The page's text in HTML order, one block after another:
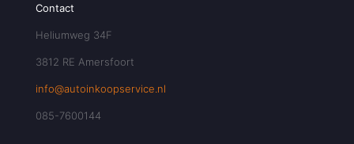
Contact
Heliumweg 34F
3812 RE Amersfoort
info@autoinkoopservice.nl
085-7600144